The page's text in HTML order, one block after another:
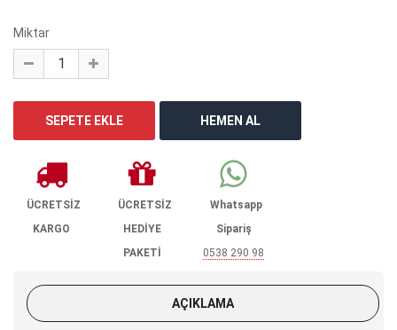
Miktar
ÜCRETSİZ
KARGO
ÜCRETSİZ
HEDİYE
PAKETİ
Whatsapp
Sipariş
0538 290 98
AÇIKLAMA